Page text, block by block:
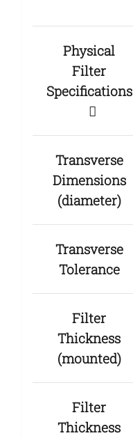
Physical
Filter
Specifications
Transverse
Dimensions
(diameter)
Transverse
Tolerance
Filter
Thickness
(mounted)
Filter
Thickness